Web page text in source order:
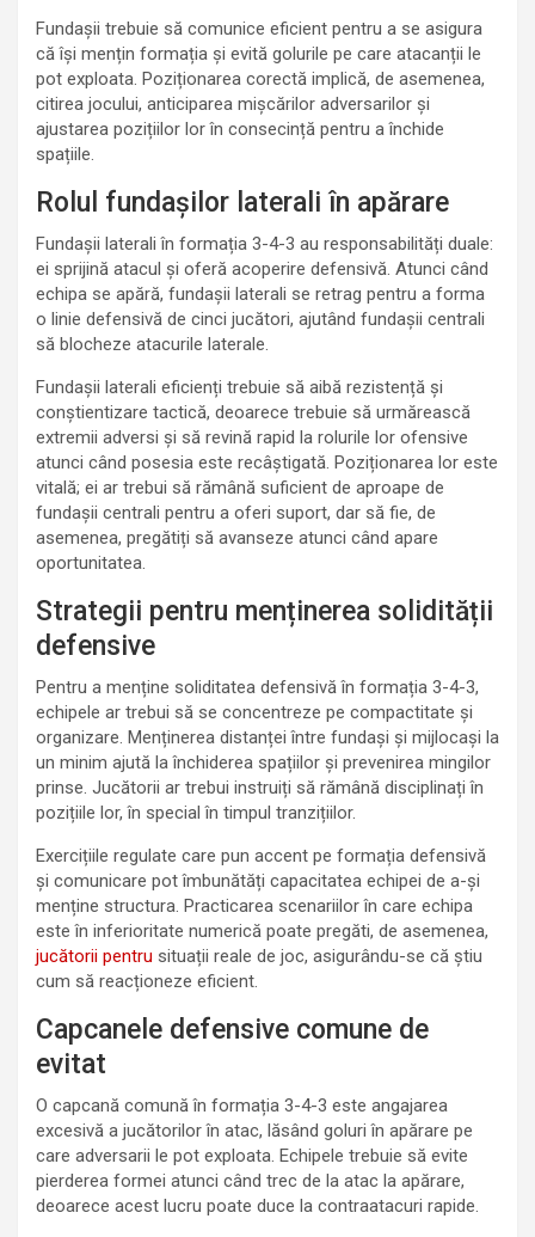
Fundașii trebuie să comunice eficient pentru a se asigura
că își mențin formația și evită golurile pe care atacanții le
pot exploata. Poziționarea corectă implică, de asemenea,
citirea jocului, anticiparea mișcărilor adversarilor și
ajustarea pozițiilor lor în consecință pentru a închide
spațiile.
Rolul fundașilor laterali în apărare
Fundașii laterali în formația 3-4-3 au responsabilități duale:
ei sprijină atacul și oferă acoperire defensivă. Atunci când
echipa se apără, fundașii laterali se retrag pentru a forma
o linie defensivă de cinci jucători, ajutând fundașii centrali
să blocheze atacurile laterale.
Fundașii laterali eficienți trebuie să aibă rezistență și
conștientizare tactică, deoarece trebuie să urmărească
extremii adversi și să revină rapid la rolurile lor ofensive
atunci când posesia este recâștigată. Poziționarea lor este
vitală; ei ar trebui să rămână suficient de aproape de
fundașii centrali pentru a oferi suport, dar să fie, de
asemenea, pregătiți să avanseze atunci când apare
oportunitatea.
Strategii pentru menținerea solidității
defensive
Pentru a menține soliditatea defensivă în formația 3-4-3,
echipele ar trebui să se concentreze pe compactitate și
organizare. Menținerea distanței între fundași și mijlocași la
un minim ajută la închiderea spațiilor și prevenirea mingilor
prinse. Jucătorii ar trebui instruiți să rămână disciplinați în
pozițiile lor, în special în timpul tranzițiilor.
Exercițiile regulate care pun accent pe formația defensivă
și comunicare pot îmbunătăți capacitatea echipei de a-și
menține structura. Practicarea scenariilor în care echipa
este în inferioritate numerică poate pregăti, de asemenea,
jucătorii pentru situații reale de joc, asigurându-se că știu
cum să reacționeze eficient.
Capcanele defensive comune de
evitat
O capcană comună în formația 3-4-3 este angajarea
excesivă a jucătorilor în atac, lăsând goluri în apărare pe
care adversarii le pot exploata. Echipele trebuie să evite
pierderea formei atunci când trec de la atac la apărare,
deoarece acest lucru poate duce la contraatacuri rapide.